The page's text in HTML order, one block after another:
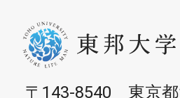
〒143-8540 東京都